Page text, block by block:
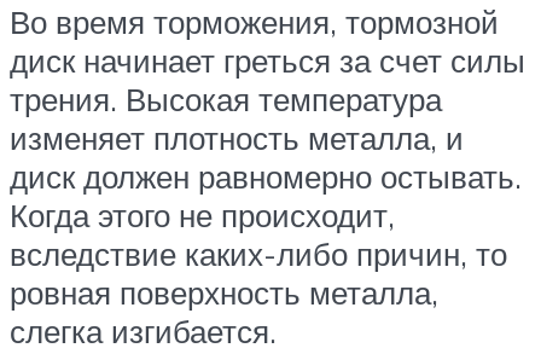
Во время торможения, тормозной
диск начинает греться за счет силы
трения. Высокая температура
изменяет плотность металла, и
диск должен равномерно остывать.
Когда этого не происходит,
вследствие каких-либо причин, то
ровная поверхность металла,
слегка изгибается.